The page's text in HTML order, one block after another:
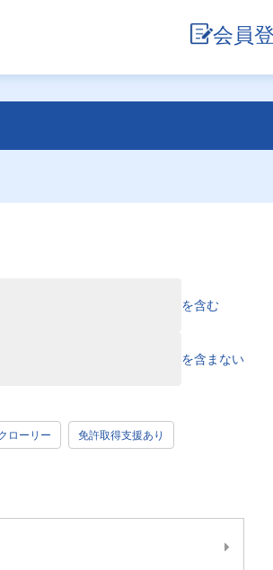
会員
を含む
を含まない
ローリー 免許取得支援あり